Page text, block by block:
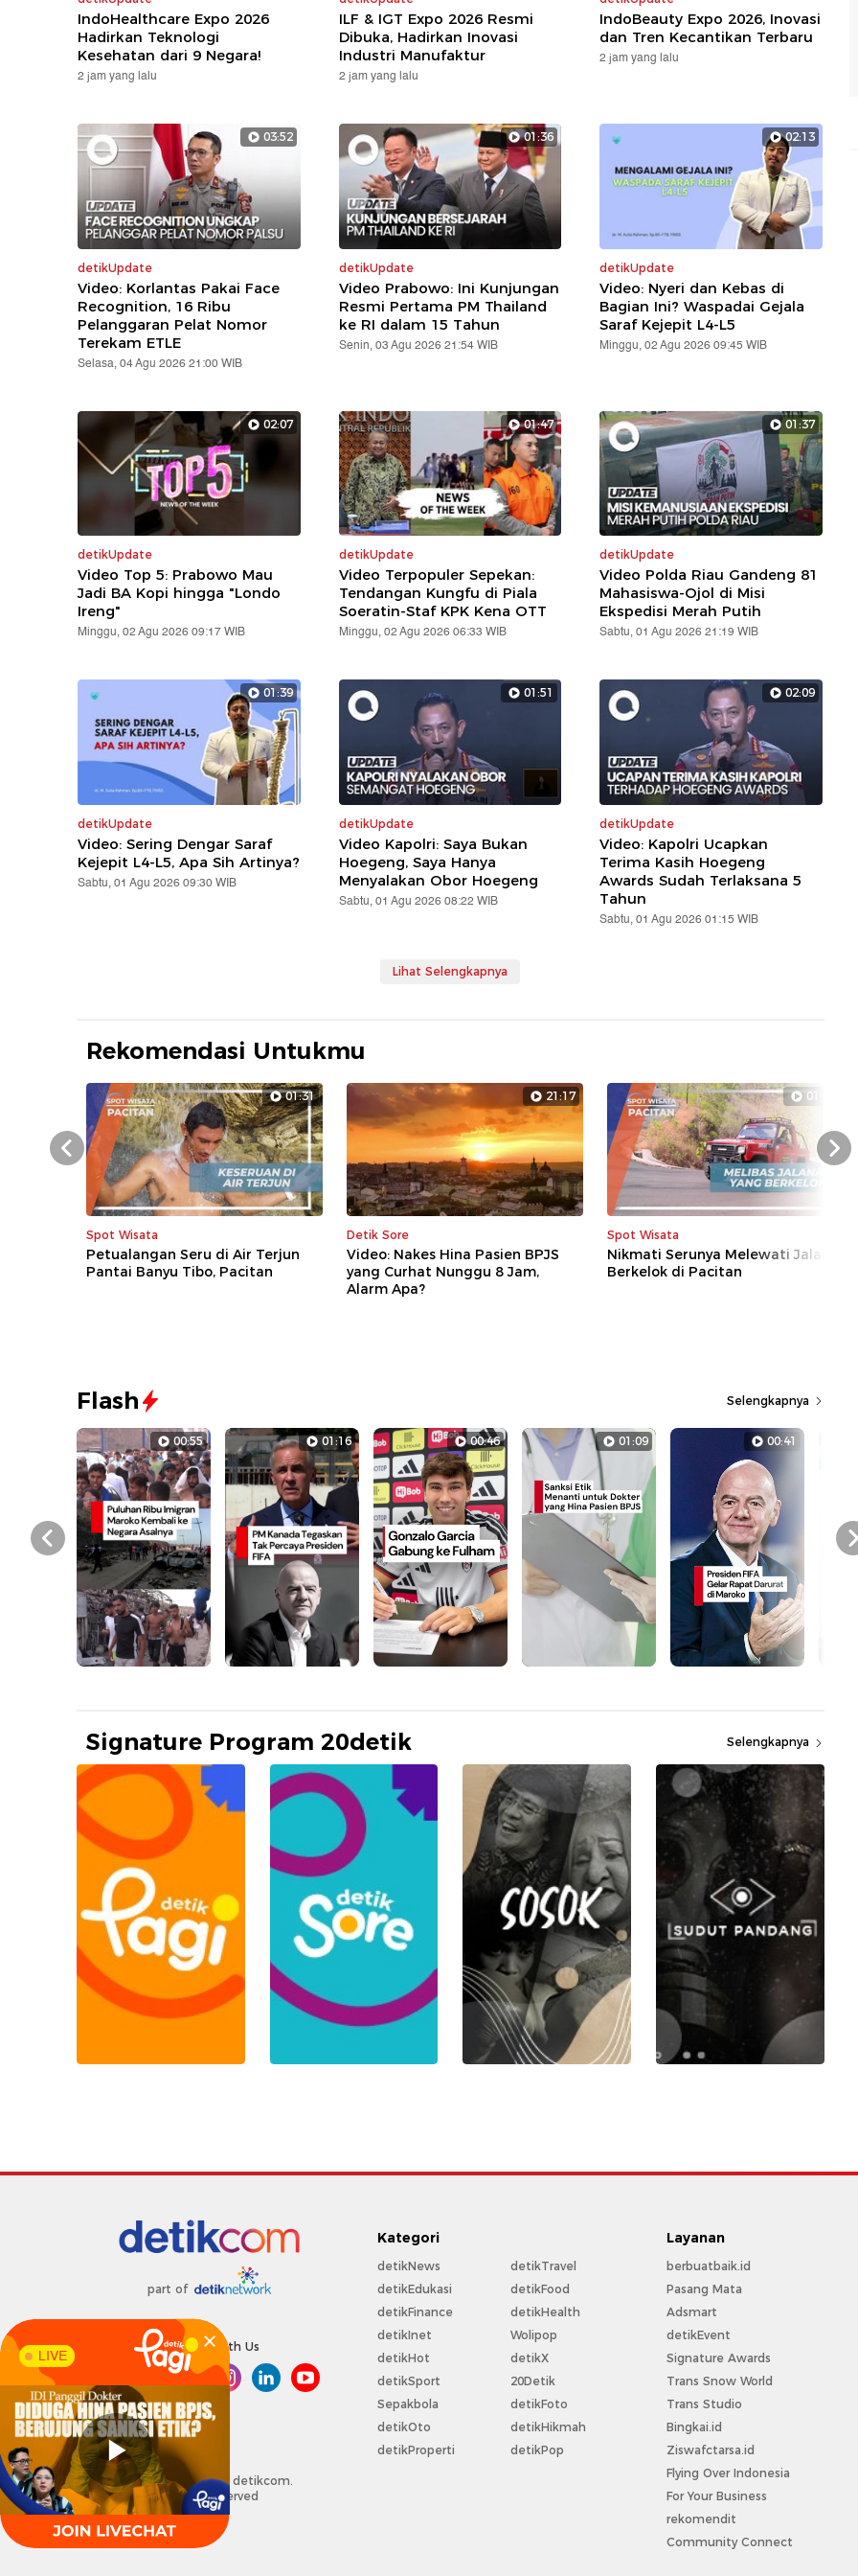
LIVE
IndoHealthcare Expo 2026
Hadirkan Teknologi
Kesehatan dari 9 Negara!
2 jam yang lalu
ILF & IGT Expo 2026 Resmi
Dibuka, Hadirkan Inovasi
Industri Manufaktur
2 jam yang lalu
IndoBeauty Expo 2026, Inovasi
dan Tren Kecantikan Terbaru
2 jam yang lalu
03:52
detikUpdate
Video: Korlantas Pakai Face
Recognition, 16 Ribu
Pelanggaran Pelat Nomor
Terekam ETLE
Selasa, 04 Agu 2026 21:00 WIB
01:36
detikUpdate
Video Prabowo: Ini Kunjungan
Resmi Pertama PM Thailand
ke RI dalam 15 Tahun
Senin, 03 Agu 2026 21:54 WIB
02:13
detikUpdate
Video: Nyeri dan Kebas di
Bagian Ini? Waspadai Gejala
Saraf Kejepit L4-L5
Minggu, 02 Agu 2026 09:45 WIB
02:07
detikUpdate
Video Top 5: Prabowo Mau
Jadi BA Kopi hingga "Londo
Ireng"
Minggu, 02 Agu 2026 09:17 WIB
01:47
detikUpdate
Video Terpopuler Sepekan:
Tendangan Kungfu di Piala
Soeratin-Staf KPK Kena OTT
Minggu, 02 Agu 2026 06:33 WIB
01:37
detikUpdate
Video Polda Riau Gandeng 81
Mahasiswa-Ojol di Misi
Ekspedisi Merah Putih
Sabtu, 01 Agu 2026 21:19 WIB
01:39
detikUpdate
Video: Sering Dengar Saraf
Kejepit L4-L5, Apa Sih Artinya?
Sabtu, 01 Agu 2026 09:30 WIB
01:51
detikUpdate
Video Kapolri: Saya Bukan
Hoegeng, Saya Hanya
Menyalakan Obor Hoegeng
Sabtu, 01 Agu 2026 08:22 WIB
02:09
detikUpdate
Video: Kapolri Ucapkan
Terima Kasih Hoegeng
Awards Sudah Terlaksana 5
Tahun
Sabtu, 01 Agu 2026 01:15 WIB
Lihat Selengkapnya
Rekomendasi Untukmu
01:31
Spot Wisata
Petualangan Seru di Air Terjun
Pantai Banyu Tibo, Pacitan
21:17
Detik Sore
Video: Nakes Hina Pasien BPJS
yang Curhat Nunggu 8 Jam,
Alarm Apa?
01:26
Spot Wisata
Nikmati Serunya Melewati Jalan
Berkelok di Pacitan
Prev Next
Flash Selengkapnya
00:55 01:16 00:46 01:09 00:41
Prev
Signature Program 20detik Selengkapnya
part of
Connect With Us
Copyright @ 2026 detikcom.
All right reserved
Kategori
detikNews
detikEdukasi
detikFinance
detikInet
detikHot
detikSport
Sepakbola
detikOto
detikProperti
detikTravel
detikFood
detikHealth
Wolipop
detikX
20Detik
detikFoto
detikHikmah
detikPop
Layanan
berbuatbaik.id
Pasang Mata
Adsmart
detikEvent
Signature Awards
Trans Snow World
Trans Studio
Bingkai.id
Ziswafctarsa.id
Flying Over Indonesia
For Your Business
rekomendit
Community Connect